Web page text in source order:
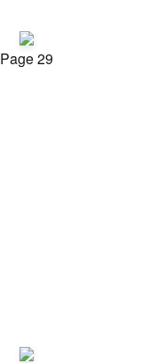
Page 29